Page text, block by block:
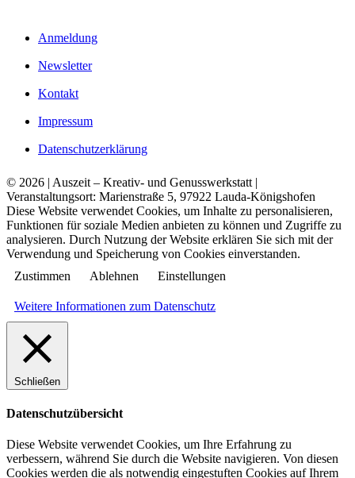
Anmeldung
Newsletter
Kontakt
Impressum
Datenschutzerklärung
© 2026 | Auszeit – Kreativ- und Genusswerkstatt |
Veranstaltungsort: Marienstraße 5, 97922 Lauda-Königshofen
Diese Website verwendet Cookies, um Inhalte zu personalisieren,
Funktionen für soziale Medien anbieten zu können und Zugriffe zu
analysieren. Durch Nutzung der Website erklären Sie sich mit der
Verwendung und Speicherung von Cookies einverstanden.
Zustimmen
Ablehnen Einstellungen
Weitere Informationen zum Datenschutz
Schließen
Datenschutzübersicht
Diese Website verwendet Cookies, um Ihre Erfahrung zu
verbessern, während Sie durch die Website navigieren. Von diesen
Cookies werden die als notwendig eingestuften Cookies auf Ihrem